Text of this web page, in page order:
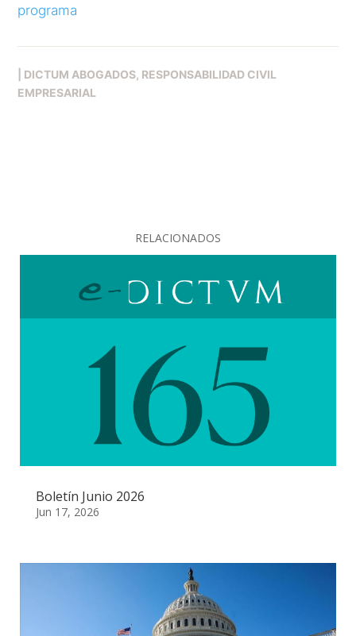
programa
DICTUM ABOGADOS RESPONSABILIDAD CIVIL
EMPRESARIAL
RELACIONADOS
Boletín Junio 2026
Jun 17, 2026